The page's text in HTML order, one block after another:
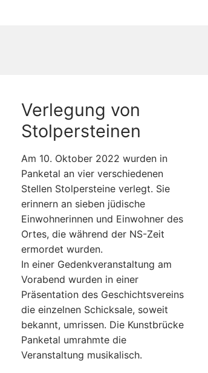
Verlegung von
Stolpersteinen
Am 10. Oktober 2022 wurden in
Panketal an vier verschiedenen
Stellen Stolpersteine verlegt. Sie
erinnern an sieben jüdische
Einwohnerinnen und Einwohner des
Ortes, die während der NS-Zeit
ermordet wurden.
In einer Gedenkveranstaltung am
Vorabend wurden in einer
Präsentation des Geschichtsvereins
die einzelnen Schicksale, soweit
bekannt, umrissen. Die Kunstbrücke
Panketal umrahmte die
Veranstaltung musikalisch.